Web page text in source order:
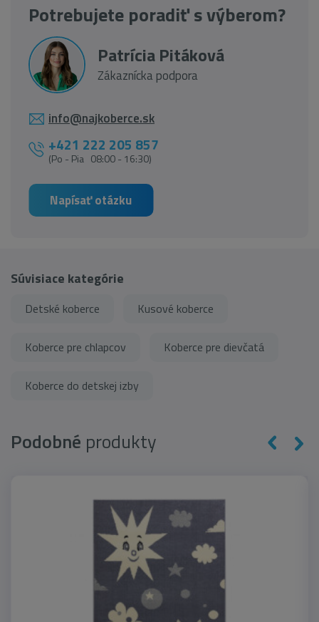
Potrebujete poradiť s výberom?
Patrícia Pitáková
Zákaznícka podpora
info@najkoberce.sk
+421 222 205 857
(Po - Pia 08:00 - 16:30)
Napísať otázku
Súvisiace kategórie
Detské koberce Kusové koberce
Koberce pre chlapcov Koberce pre dievčatá
Koberce do detskej izby
Podobné produkty